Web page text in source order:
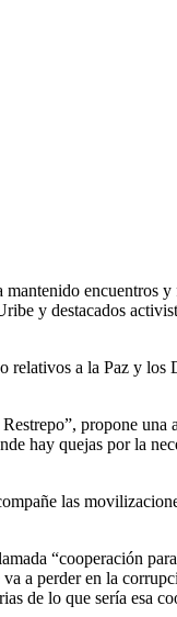
encuentros
y destacados
relativos a la Paz y
propone una
hay quejas por la
las
“cooperación
a perder en la
de lo que sería esa